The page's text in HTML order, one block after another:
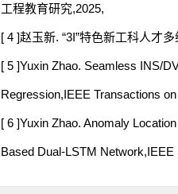
工程教育研究,2025,
[ 4 ]赵玉新. “3I”特色新工科人才
[ 5 ]Yuxin Zhao. Seamless INS/
Regression,IEEE Transactions
[ 6 ]Yuxin Zhao. Anomaly
Based Dual-LSTM